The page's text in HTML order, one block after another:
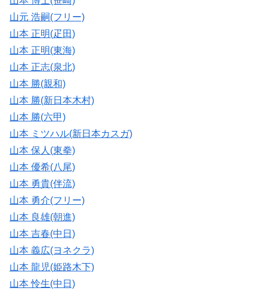
山元 浩嗣(フリー)
山本 正明(疋田)
山本 正明(東海)
山本 正志(泉北)
山本 勝(親和)
山本 勝(新日本木村)
山本 勝(六甲)
山本 ミツハル(新日本カスガ)
山本 保人(東拳)
山本 優希(八尾)
山本 勇貴(伴流)
山本 勇介(フリー)
山本 良雄(朝進)
山本 吉春(中日)
山本 義広(ヨネクラ)
山本 龍児(姫路木下)
山本 怜生(中日)